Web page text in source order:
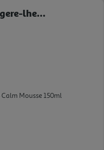
lhe...
Mousse 150ml